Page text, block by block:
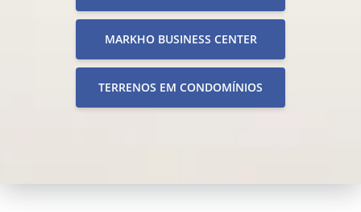
MARKHO BUSINESS CENTER
TERRENOS EM CONDOMÍNIOS